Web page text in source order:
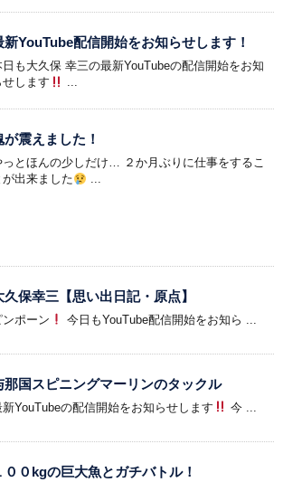
新YouTube配信開始をお知らせします！
日も大久保 幸三の最新YouTubeの配信開始をお知
せします
...
が震えました！
っとほんの少しだけ… ２か月ぶりに仕事をするこ
が出来ました
...
久保幸三【思い出日記・原点】
ンポーン 今日もYouTube配信開始をお知ら ...
那国スピニングマーリンのタックル
新YouTubeの配信開始をお知らせします 今 ...
００kgの巨大魚とガチバトル！